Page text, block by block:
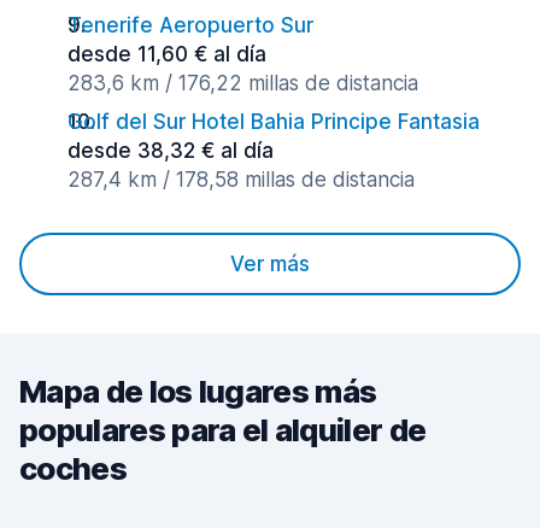
Tenerife Aeropuerto Sur
desde 11,60 € al día
283,6 km / 176,22 millas de distancia
Golf del Sur Hotel Bahia Principe Fantasia
desde 38,32 € al día
287,4 km / 178,58 millas de distancia
Ver más
Mapa de los lugares más
populares para el alquiler de
coches